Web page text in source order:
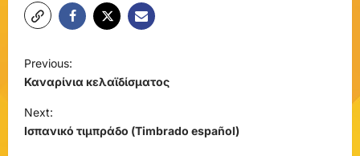
o
s
t
Previous:
Καναρίνια κελαϊδίσματος
Next:
Ισπανικό τιμπράδο (Timbrado español)